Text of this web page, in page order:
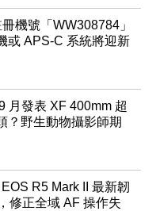
機號「WW308784」
或 APS-C 系統將迎新
月發表 XF 400mm 超
？野生動物攝影師期
R5 Mark II 最新韌
修正全域 AF 操作失